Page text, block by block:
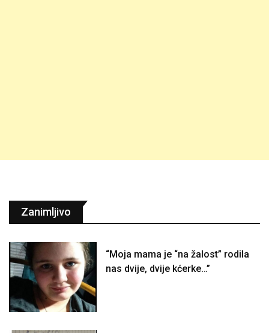
Zanimljivo
“Moja mama je “na žalost” rodila
nas dvije, dvije kćerke…”